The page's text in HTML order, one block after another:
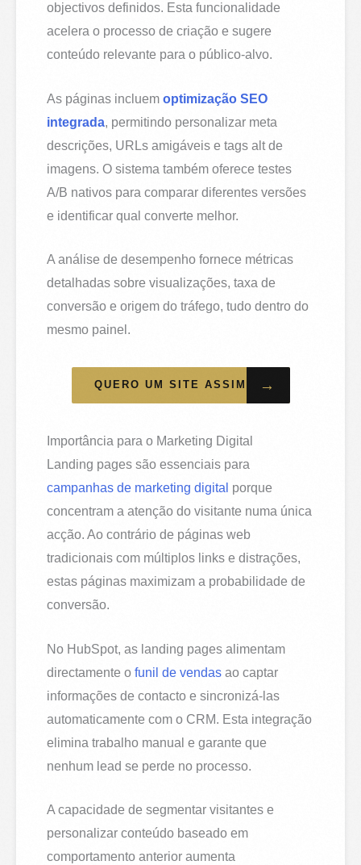
objectivos definidos. Esta funcionalidade
acelera o processo de criação e sugere
conteúdo relevante para o público-alvo.
As páginas incluemoptimização SEO
integrada, permitindo personalizar meta
descrições, URLs amigáveis e tags alt de
imagens. O sistema também oferece testes
A/B nativos para comparar diferentes versões
e identificar qual converte melhor.
A análise de desempenho fornece métricas
detalhadas sobre visualizações, taxa de
conversão e origem do tráfego, tudo dentro do
mesmo painel.
QUERO UM SITE ASSIM →
Importância para o Marketing Digital
Landing pages são essenciais para
campanhas de marketing digital porque
concentram a atenção do visitante numa única
acção. Ao contrário de páginas web
tradicionais com múltiplos links e distrações,
estas páginas maximizam a probabilidade de
conversão.
No HubSpot, as landing pages alimentam
directamente ofunil de vendas ao captar
informações de contacto e sincronizá-las
automaticamente com o CRM. Esta integração
elimina trabalho manual e garante que
nenhum lead se perde no processo.
A capacidade de segmentar visitantes e
personalizar conteúdo baseado em
comportamento anterior aumenta